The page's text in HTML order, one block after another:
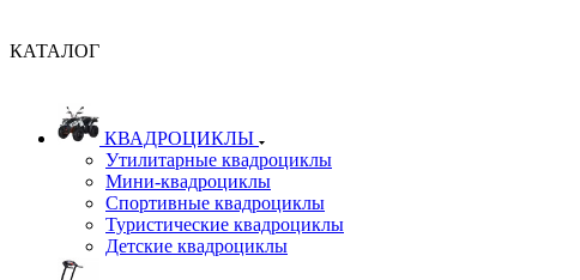
КАТАЛОГ
КВАДРОЦИКЛЫ
Утилитарные квадроциклы
Мини-квадроциклы
Спортивные квадроциклы
Туристические квадроциклы
Детские квадроциклы